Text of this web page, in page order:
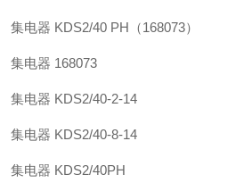
集电器 KDS2/40 PH（168073）
集电器 168073
集电器 KDS2/40-2-14
集电器 KDS2/40-8-14
集电器 KDS2/40PH